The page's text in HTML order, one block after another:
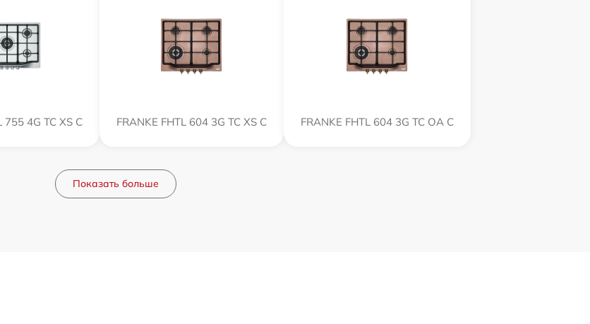
755 4G TC XS C FRANKE FHTL 604 3G TC XS C FRANKE FHTL 604 3G TC OA C
Показать больше